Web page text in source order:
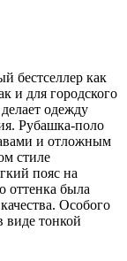
бестселлер как
и для городского
одежду
Рубашка-поло
и отложным
стиле
пояс на
оттенка была
Особого
виде тонкой